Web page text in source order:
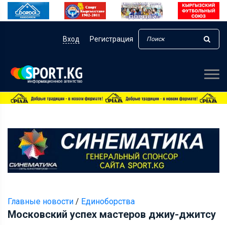
Вход Регистрация
Главные новости / Единоборства
Московский успех мастеров джиу-джитсу